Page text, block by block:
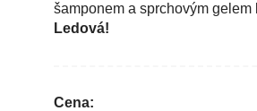
šamponem a sprchovým gelem
Ledová!
Cena: